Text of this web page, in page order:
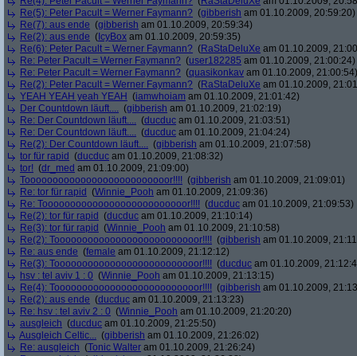
Re(5): Peter Pacult = Werner Faymann? (gibberish am 01.10.2009, 20:59:20)
Re(7): aus ende (gibberish am 01.10.2009, 20:59:34)
Re(2): aus ende ( IcyBox am 01.10.2009, 20:59:35)
Re(6): Peter Pacult = Werner Faymann? (RaStaDeluXe am 01.10.2009,
Re: Peter Pacult = Werner Faymann? (user182285 am 01.10.2009, 21:00:24)
Re: Peter Pacult = Werner Faymann? (quasikonkav am 01.10.2009, 21:00:54)
Re(2): Peter Pacult = Werner Faymann? (RaStaDeluXe am 01.10.2009,
YEAH YEAH yeah YEAH (iamwhoiam am 01.10.2009, 21:01:42)
Der Countdown läuft.... (gibberish am 01.10.2009, 21:02:19)
Re: Der Countdown läuft.... (ducduc am 01.10.2009, 21:03:51)
Re: Der Countdown läuft.... (ducduc am 01.10.2009, 21:04:24)
Re(2): Der Countdown läuft.... (gibberish am 01.10.2009, 21:07:58)
tor für rapid (ducduc am 01.10.2009, 21:08:32)
tor! (dr_med am 01.10.2009, 21:09:00)
Toooooooooooooooooooooooooor!!!! (gibberish am 01.10.2009, 21:09:01)
Re: tor für rapid (Winnie_Pooh am 01.10.2009, 21:09:36)
Re: Toooooooooooooooooooooooooor!!!! (ducduc am 01.10.2009, 21:09:53)
Re(2): tor für rapid (ducduc am 01.10.2009, 21:10:14)
Re(3): tor für rapid (Winnie_Pooh am 01.10.2009, 21:10:58)
Re(2): Toooooooooooooooooooooooooor!!!! (gibberish am 01.10.2009,
Re: aus ende (female am 01.10.2009, 21:12:12)
Re(3): Toooooooooooooooooooooooooor!!!! (ducduc am 01.10.2009,
hsv : tel aviv 1 : 0 (Winnie_Pooh am 01.10.2009, 21:13:15)
Re(4): Toooooooooooooooooooooooooor!!!! (gibberish am 01.10.2009,
Re(2): aus ende (ducduc am 01.10.2009, 21:13:23)
Re: hsv : tel aviv 2 : 0 (Winnie_Pooh am 01.10.2009, 21:20:20)
ausgleich (ducduc am 01.10.2009, 21:25:50)
Ausgleich Celtic... (gibberish am 01.10.2009, 21:26:02)
Re: ausgleich (Tonic Walter am 01.10.2009, 21:26:24)